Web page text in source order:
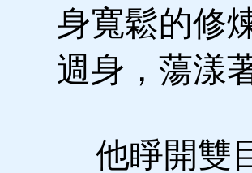
身寬鬆的修
週身，蕩漾
他睜開雙